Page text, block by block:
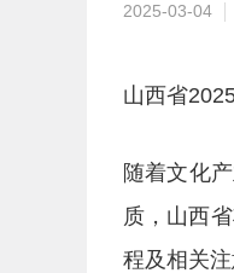
2025-03-04
山西省
随着文化
质，山西
程及相关注